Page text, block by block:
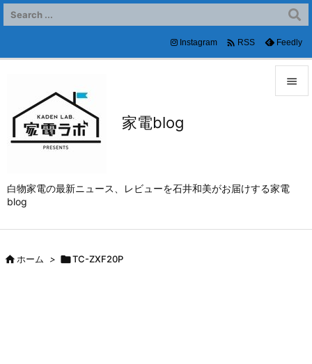
家電blog
白物家電の最新ニュース、レビューを石井和美がお届けする家電
blog


前へ
次へ
Instagram  RSS Feedly
ホーム > TC-ZXF20P